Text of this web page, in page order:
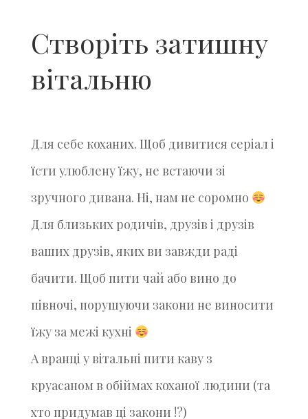
Створіть затишну
вітальню
Для себе коханих. Щоб дивитися серіал і
їсти улюблену їжу, не встаючи зі
зручного дивана. Ні, нам не соромно
Для близьких родичів, друзів і друзів
ваших друзів, яких ви завжди раді
бачити. Щоб пити чай або вино до
півночі, порушуючи закони не виносити
їжу за межі кухні
А вранці у вітальні пити каву з
круасаном в обіймах коханої людини (та
хто придумав ці закони !?)